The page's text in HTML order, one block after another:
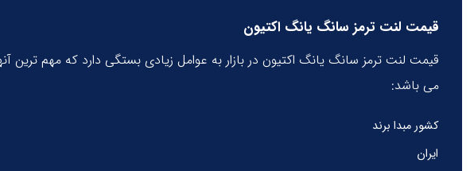
قیمت لنت ترمز سانگ یانگ اکتیون
قیمت لنت ترمز سانگ یانگ اکتیون در بازار به عوامل زیادی بستگی دارد که مهم ترین
می باشد:
کشور مبدا برند
ایران